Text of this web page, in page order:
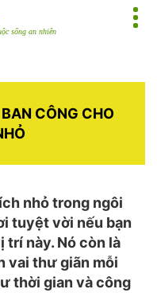
sống an nhiên
CÔNG CHO
nhỏ trong ngôi
tuyệt vời nếu bạn
trí này. Nó còn là
vai thư giãn mỗi
thời gian và công